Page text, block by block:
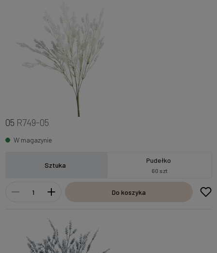
05 R749-05
W magazynie
Sztuka
Pudełko
60 szt
Do koszyka